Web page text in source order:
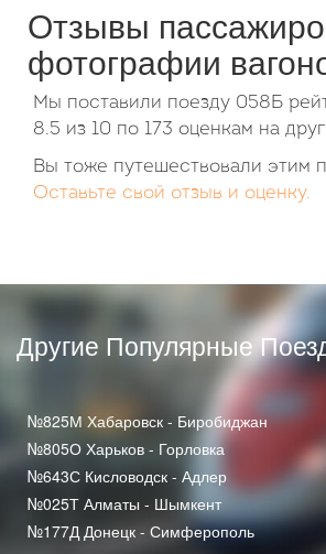
Отзывы
фотографии
Мы поставили поезду 058Б
8.5 из 10 по 173 оценкам на
Вы тоже путешествовали этим
Оставьте свой отзыв и оценку.
Другие Популярные
№825М Хабаровск - Биробиджан
№805О Харьков - Горловка
№643С Кисловодск - Адлер
№025Т Алматы - Шымкент
№177Д Донецк - Симферополь